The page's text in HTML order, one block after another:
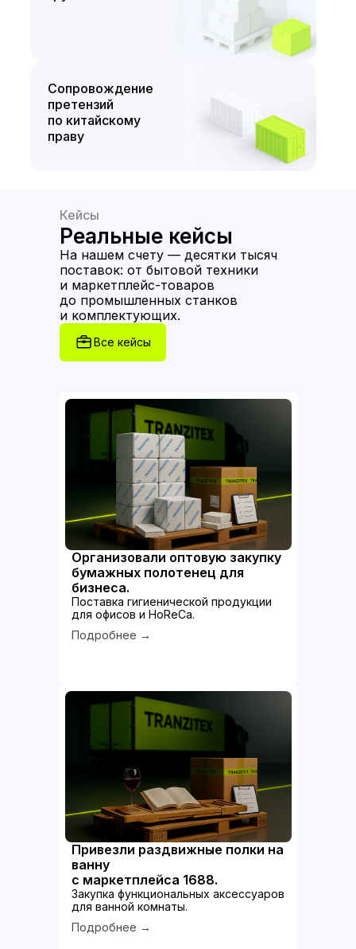
Сопровождение
претензий
по китайскому
праву
Кейсы
Реальные кейсы
На нашем счету — десятки тысяч
поставок: от бытовой техники
и маркетплейс-товаров
до промышленных станков
и комплектующих.
Все кейсы
Организовали оптовую закупку
бумажных полотенец для
бизнеса.
Поставка гигиенической продукции
для офисов и HoReCa.
Подробнее →
Привезли раздвижные полки на
ванну
с маркетплейса 1688.
Закупка функциональных аксессуаров
для ванной комнаты.
Подробнее →